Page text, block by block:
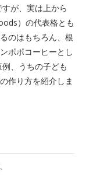
が、実は上から
）の代表格とも
のはもちろん、根
ポポコーヒーとし
、うちの子ども
作り方を紹介しま